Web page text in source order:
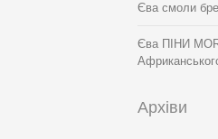
Єва смоли
Єва ПІНИ
Архіви